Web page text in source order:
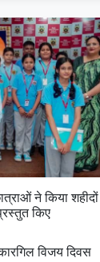
ने किया शहीदों
किए
विजय दिवस